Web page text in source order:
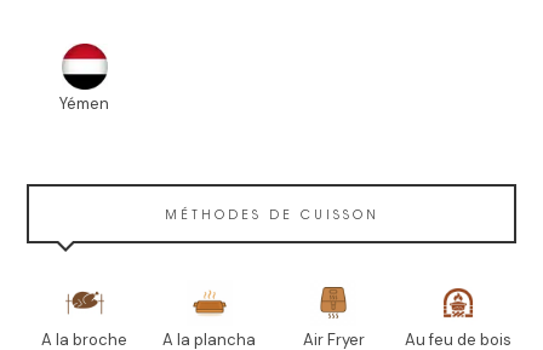
Yémen
MÉTHODES DE CUISSON
A la broche A la plancha Air Fryer Au feu de bois